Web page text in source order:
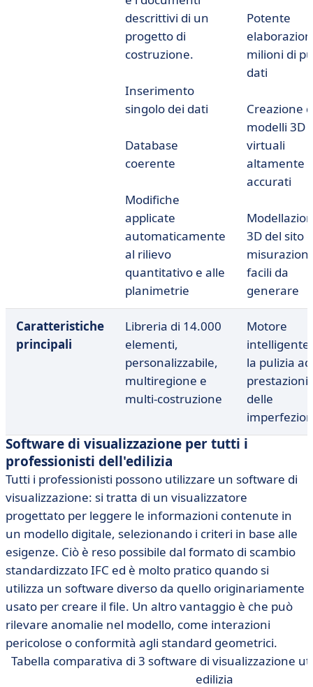
descrittivi di un
progetto di
costruzione.
Inserimento
singolo dei dati
Database
coerente
Modifiche
applicate
automaticamente
al rilievo
quantitativo e alle
planimetrie
Potente
milioni di
dati
Creazione
modelli 3D
virtuali
altamente
accurati
3D del sito e
misurazioni
facili da
generare
Caratteristiche
principali
Libreria di 14.000
elementi,
personalizzabile,
multiregione e
multi-costruzione
Motore
intelligente
la pulizia
prestazioni
delle
Software di visualizzazione per tutti i
professionisti dell'edilizia
Tutti i professionisti possono utilizzare un software di
visualizzazione: si tratta di un visualizzatore
progettato per leggere le informazioni contenute in
un modello digitale, selezionando i criteri in base alle
esigenze. Ciò è reso possibile dal formato di scambio
standardizzato IFC ed è molto pratico quando si
utilizza un software diverso da quello originariamente
usato per creare il file. Un altro vantaggio è che può
rilevare anomalie nel modello, come interazioni
pericolose o conformità agli standard geometrici.
Tabella comparativa di 3 software di visualizzazione
edilizia